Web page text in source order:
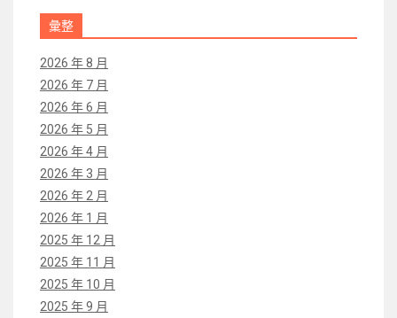
彙整
2026 年 8 月
2026 年 7 月
2026 年 6 月
2026 年 5 月
2026 年 4 月
2026 年 3 月
2026 年 2 月
2026 年 1 月
2025 年 12 月
2025 年 11 月
2025 年 10 月
2025 年 9 月